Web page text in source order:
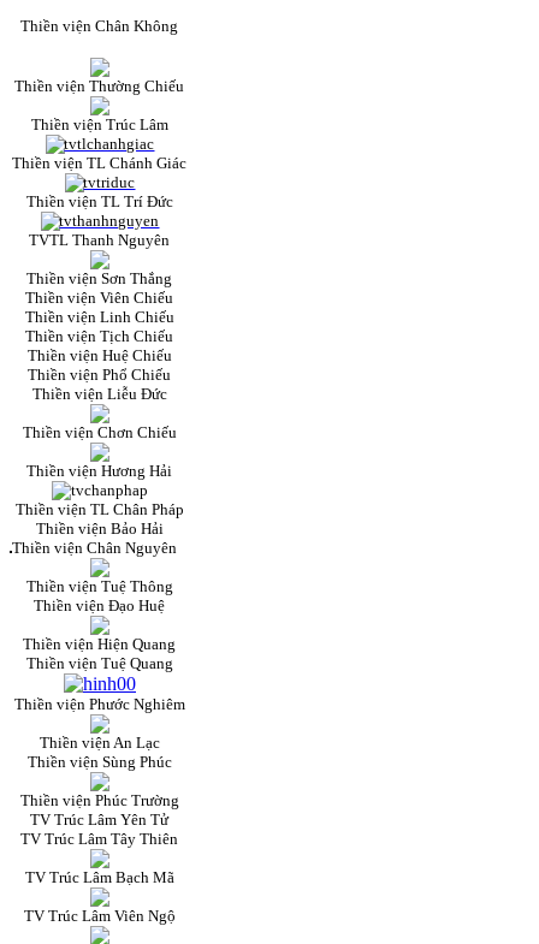
Thiền viện Chân Không
Thiền viện Thường Chiếu
Thiền viện Trúc Lâm
Thiền viện TL Chánh Giác
Thiền viện TL Trí Đức
TVTL Thanh Nguyên
Thiền viện Sơn Thắng
Thiền viện Viên Chiếu
Thiền viện Linh Chiếu
Thiền viện Tịch Chiếu
Thiền viện Huệ Chiếu
Thiền viện Phổ Chiếu
Thiền viện Liễu Đức
Thiền viện Chơn Chiếu
Thiền viện Hương Hải
Thiền viện TL Chân Pháp
Thiền viện Bảo Hải
Thiền viện Chân Nguyên
Thiền viện Tuệ Thông
Thiền viện Đạo Huệ
Thiền viện Hiện Quang
Thiền viện Tuệ Quang
Thiền viện Phước Nghiêm
Thiền viện An Lạc
Thiền viện Sùng Phúc
Thiền viện Phúc Trường
TV Trúc Lâm Yên Tử
TV Trúc Lâm Tây Thiên
TV Trúc Lâm Bạch Mã
TV Trúc Lâm Viên Ngộ